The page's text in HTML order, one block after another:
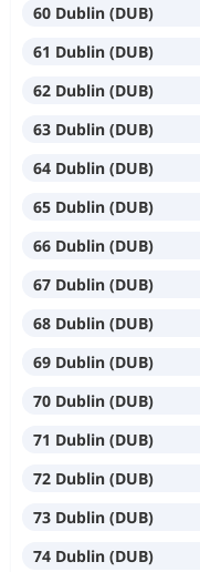
60 Dublin (DUB)
61 Dublin (DUB)
62 Dublin (DUB)
63 Dublin (DUB)
64 Dublin (DUB)
65 Dublin (DUB)
66 Dublin (DUB)
67 Dublin (DUB)
68 Dublin (DUB)
69 Dublin (DUB)
70 Dublin (DUB)
71 Dublin (DUB)
72 Dublin (DUB)
73 Dublin (DUB)
74 Dublin (DUB)